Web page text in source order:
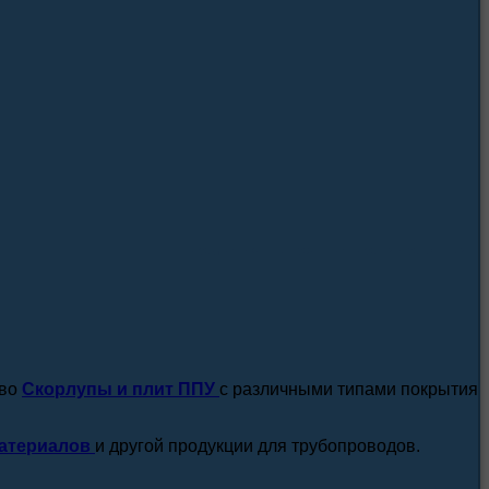
Скорлупы и плит ППУ с различными типами покрытия
и другой продукции для трубопроводов.